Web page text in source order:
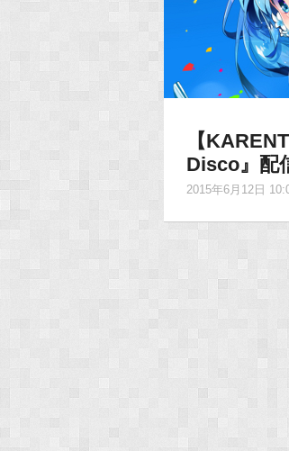
【
Disco』配
2015年6月12日